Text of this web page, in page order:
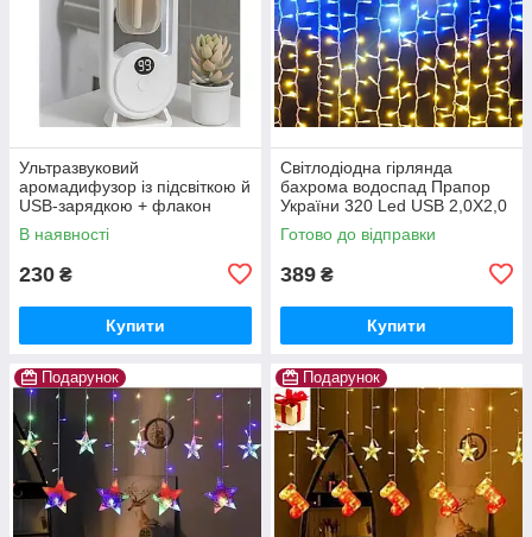
Ультразвуковий
аромадифузор із підсвіткою й
USB-зарядкою + флакон
Диспенсер для освіжувача
повітря Ароматичний
В наявності
230 ₴
Купити
Світлодіодна гірлянда
бахрома водоспад Прапор
України 320 Led USB 2,0Х2,0
м патріотична жовто-
блакитна
Готово до відправки
389 ₴
Купити
Подарунок Подарунок